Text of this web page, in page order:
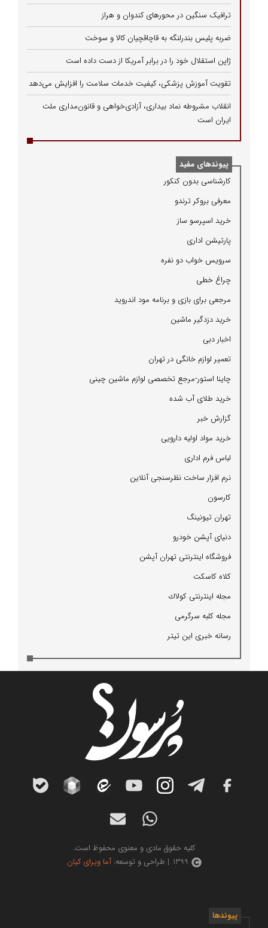
ترافیک سنگین در محورهای کندوان و هراز
ضربه پلیس بندرلنگه به قاچاقچیان کالا و سوخت
ژاپن استقلال خود را در برابر آمریکا از دست داده است
تقویت آموزش پزشکی، کیفیت خدمات سلامت را افزایش می‌دهد
انقلاب مشروطه نماد بیداری، آزادی‌خواهی و قانون‌مداری ملت
ایران است
پیوندهای مفید
كارشناسی بدون كنكور
معرفی بروكر ترندو
خرید اسپرسو ساز
پارتیشن اداری
سرویس خواب دو نفره
چراغ خطی
مرجعی برای بازی و برنامه مود اندروید
خرید دزدگیر ماشین
اخبار دبی
تعمیر لوازم خانگی در تهران
چاینا استور-مرجع تخصصی لوازم ماشین چینی
خرید طلای آب شده
گزارش خبر
خرید مواد اولیه دارویی
لباس فرم اداری
نرم افزار ساخت نظرسنجی آنلاین
كارسون
تهران تیونینگ
دنیای آپشن خودرو
فروشگاه اینترنتی تهران آپشن
كلاه كاسكت
مجله اینترنتی كولاك
مجله كلبه سرگرمی
رسانه خبری این تیتر
کلیه حقوق مادی و معنوی محفوظ است.
1399 | طراحی و توسعه:
آما ویرای کیان
پیوندها